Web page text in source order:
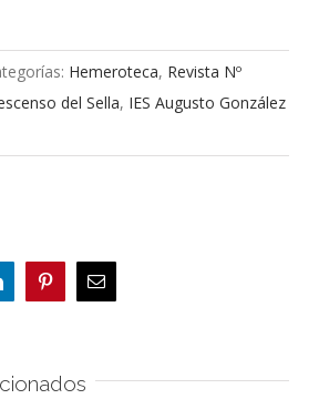
Hemeroteca, Revista Nº
del Sella, IES Augusto González
LinkedInPinterestCorreo
electrónico